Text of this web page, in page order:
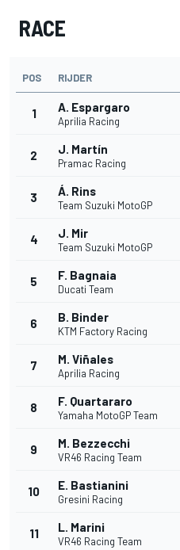
RACE
POS RIJDER
1 A. Espargaro
Aprilia Racing
2 J. Martín
Pramac Racing
3 Á. Rins
Team Suzuki MotoGP
4 J. Mir
Team Suzuki MotoGP
5 F. Bagnaia
Ducati Team
6 B. Binder
KTM Factory Racing
7 M. Viñales
Aprilia Racing
8 F. Quartararo
Yamaha MotoGP Team
9 M. Bezzecchi
VR46 Racing Team
10 E. Bastianini
Gresini Racing
11 L. Marini
VR46 Racing Team